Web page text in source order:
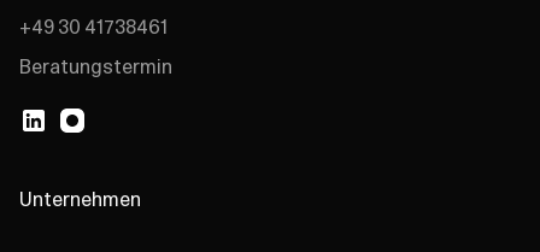
+49 30 41738461
Beratungstermin
Unternehmen